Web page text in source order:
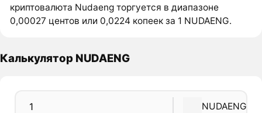
криптовалюта Nudaeng торгуется в диапазоне
0,00027 центов или 0,0224 копеек за 1 NUDAENG.
Калькулятор NUDAENG
NUDAENG